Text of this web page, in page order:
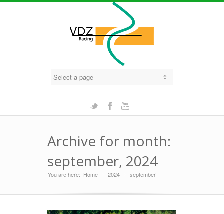
TwitterFacebook
Archive for month:
september, 2024
You are here: Home »
2024 »
september